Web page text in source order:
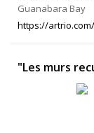
Guanabara Bay
https://
"Les murs